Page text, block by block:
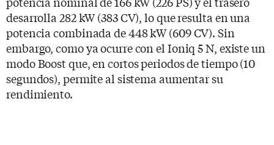
desarrolla 282 kW (383 CV), lo que resulta en una
potencia combinada de 448 kW (609 CV). Sin
embargo, como ya ocurre con el Ioniq 5 N, existe un
modo Boost que, en cortos periodos de tiempo (10
segundos), permite al sistema aumentar su
rendimiento.